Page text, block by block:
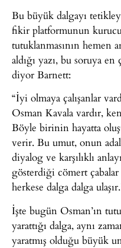
Bu büyük dalgayı
fikir platformunun
tutuklanmasının hemen
aldığı yazı, bu soruya en
diyor Barnett:
“İyi olmaya çalışanlar
Osman Kavala vardır,
Böyle birinin hayatta
verir. Bu umut, onun
diyalog ve karşılıklı
gösterdiği cömert
herkese dalga dalga
İşte bugün Osman’ın
yarattığı dalga, aynı
yaratmış olduğu büyük